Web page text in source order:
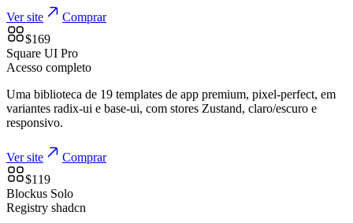
Ver site
Comprar
$169
Square UI Pro
Acesso completo
Uma biblioteca de 19 templates de app premium, pixel-perfect, em
variantes radix-ui e base-ui, com stores Zustand, claro/escuro e
responsivo.
Ver site
Comprar
$119
Blockus Solo
Registry shadcn